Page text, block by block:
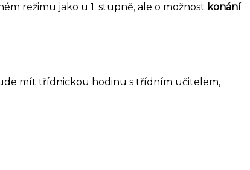
režimu jako u 1. stupně, ale o možnost konání
mít třídnickou hodinu s třídním učitelem,